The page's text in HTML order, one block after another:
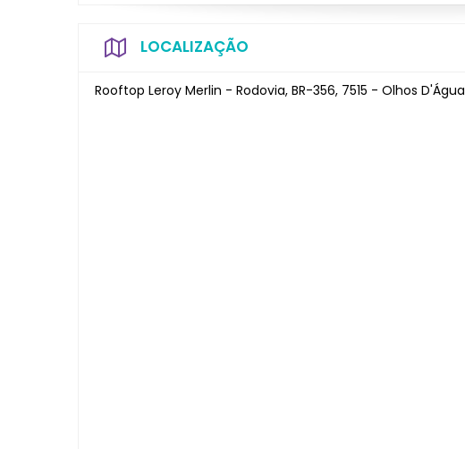
LOCALIZAÇÃO
Rooftop Leroy Merlin - Rodovia, BR-356, 7515 - Olhos D'Água